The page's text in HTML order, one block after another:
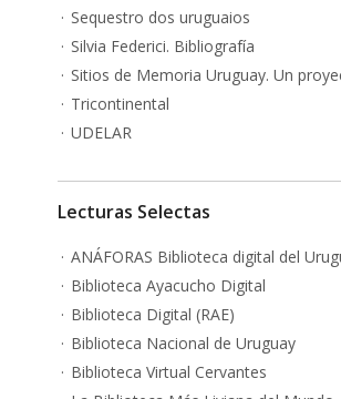
Sequestro dos uruguaios
Silvia Federici. Bibliografía
Sitios de Memoria Uruguay. Un
Tricontinental
UDELAR
Lecturas Selectas
ANÁFORAS Biblioteca digital del
Biblioteca Ayacucho Digital
Biblioteca Digital (RAE)
Biblioteca Nacional de Uruguay
Biblioteca Virtual Cervantes